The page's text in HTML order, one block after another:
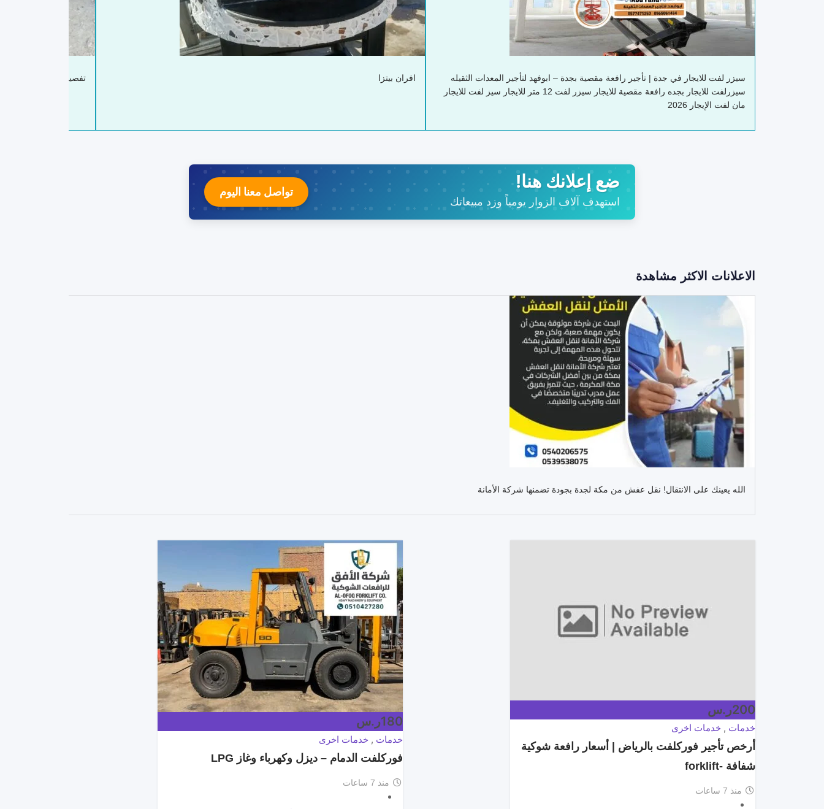
سيزر لفت للايجار في جدة | تأجير رافعة مقصية بجدة – ابوفهد لتأجير المعدات الثقيله
سيزرلفت للايجار بجده رافعة مقصية للايجار سيزر لفت 12 متر للايجار سيز لفت للايجار
مان لفت الإيجار 2026
افران بيتزا تفصيل مناقل مشبات
ضع إعلانك هنا!
استهدف آلاف الزوار يومياً وزد مبيعاتك
تواصل معنا اليوم
الاعلانات الاكثر مشاهدة
الله يعينك على الانتقال! نقل عفش من مكة لجدة بجودة تضمنها شركة الأمانة
200ر.س
خدمات , خدمات اخرى
أرخص تأجير فوركلفت بالرياض | أسعار رافعة شوكية
شفافة -forklift
منذ 7 ساعات
180ر.س
خدمات , خدمات اخرى
فوركلفت الدمام – ديزل وكهرباء وغاز LPG
منذ 7 ساعات